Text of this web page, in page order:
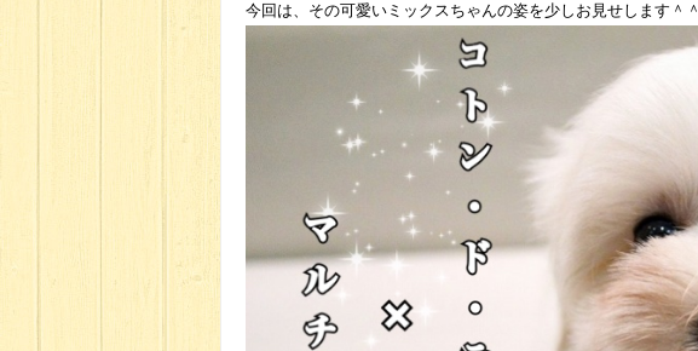
今回は、その可愛いミックスちゃんの姿を少しお見せします＾＾